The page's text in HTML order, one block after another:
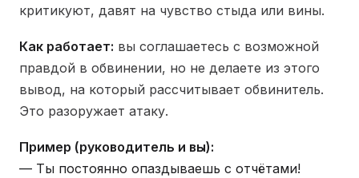
критикуют, давят на чувство стыда или вины.
Как работает: вы соглашаетесь с возможной
правдой в обвинении, но не делаете из этого
вывод, на который рассчитывает обвинитель.
Это разоружает атаку.
Пример (руководитель и вы):
— Ты постоянно опаздываешь с отчётами!